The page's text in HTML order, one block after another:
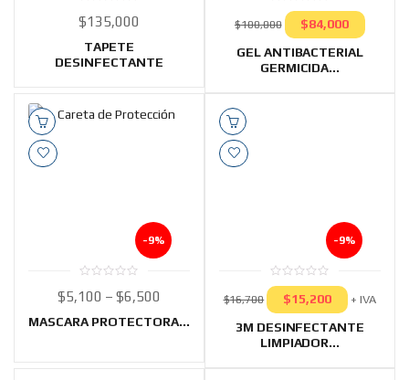
out
5
$135,000
TAPETE
DESINFECTANTE
out
$100,000 $84,000
GEL ANTIBACTERIAL
GERMICIDA...
-9%
out
5
$5,100 – $6,500
MASCARA PROTECTORA...
-9%
0
out
$16,700 $15,200 + IVA
3M DESINFECTANTE
LIMPIADOR...